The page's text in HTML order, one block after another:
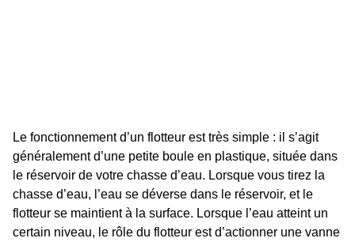
Le fonctionnement d’un flotteur est très simple : il s’agit
généralement d’une petite boule en plastique, située dans
le réservoir de votre chasse d’eau. Lorsque vous tirez la
chasse d’eau, l’eau se déverse dans le réservoir, et le
flotteur se maintient à ​​​​la surface. Lorsque l’eau atteint un
certain niveau, le rôle du flotteur est d’actionner une vanne